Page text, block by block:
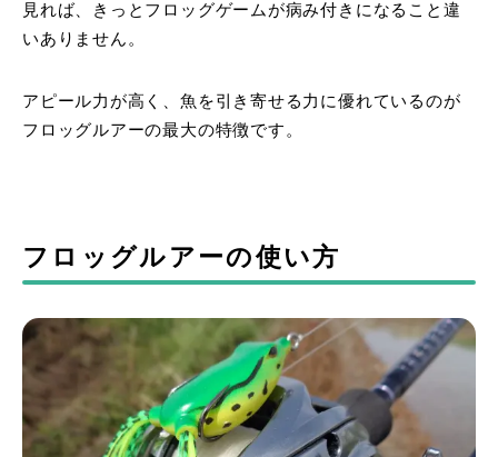
見れば、きっとフロッグゲームが病み付きになること違
いありません。
アピール力が高く、魚を引き寄せる力に優れているのが
フロッグルアーの最大の特徴です。
フロッグルアーの使い方